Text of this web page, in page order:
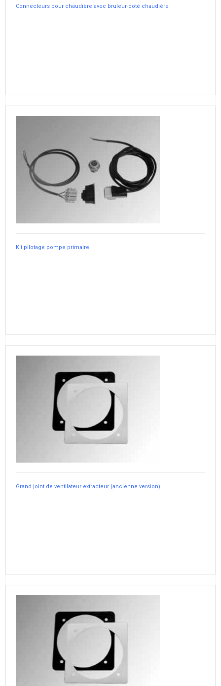
Connecteurs pour chaudière avec bruleur-coté chaudière
Kit pilotage pompe primaire
Grand joint de ventilateur extracteur (ancienne version)